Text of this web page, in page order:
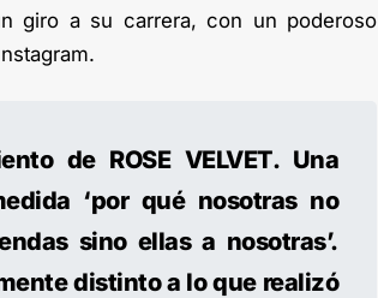
giro a su carrera, con un poderoso
de ROSE VELVET. Una
‘por qué nosotras no
sino ellas a nosotras’.
distinto a lo que realizó